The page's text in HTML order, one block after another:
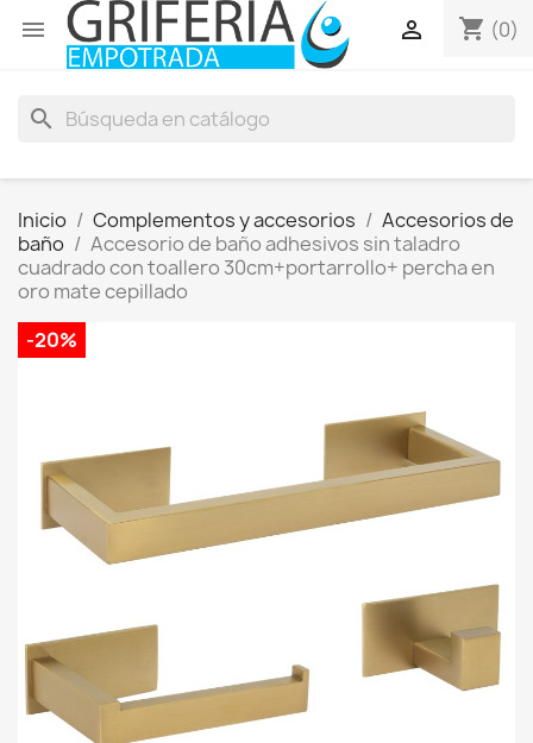
 shopping_cart (0)

search
Inicio Complementos y accesorios
Accesorios de
baño
Accesorio de baño adhesivos sin taladro
cuadrado con toallero 30cm+portarrollo+ percha en
oro mate cepillado
-20%